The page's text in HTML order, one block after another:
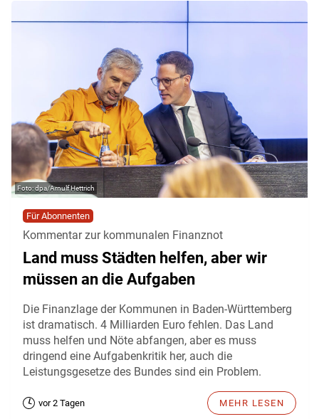
dpa/Arnulf Hettrich
Für Abonnenten
Kommentar zur kommunalen Finanznot
Land muss Städten helfen, aber wir
müssen an die Aufgaben
Die Finanzlage der Kommunen in Baden-Württemberg
ist dramatisch. 4 Milliarden Euro fehlen. Das Land
muss helfen und Nöte abfangen, aber es muss
dringend eine Aufgabenkritik her, auch die
Leistungsgesetze des Bundes sind ein Problem.
vor 2 Tagen MEHR LESEN